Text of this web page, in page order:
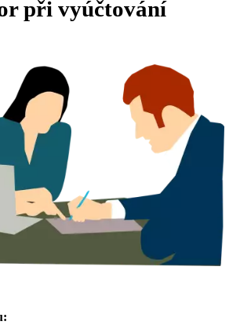
při vyúčtování